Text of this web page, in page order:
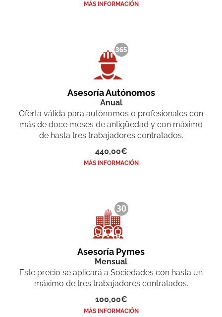
MÁS INFORMACIÓN
Asesoría Autónomos
Anual
Oferta válida para autónomos o profesionales con
más de doce meses de antigüedad y con máximo
de hasta tres trabajadores contratados.
440,00€
MÁS INFORMACIÓN
Asesoría Pymes
Mensual
Este precio se aplicará a Sociedades con hasta un
máximo de tres trabajadores contratados.
100,00€
MÁS INFORMACIÓN